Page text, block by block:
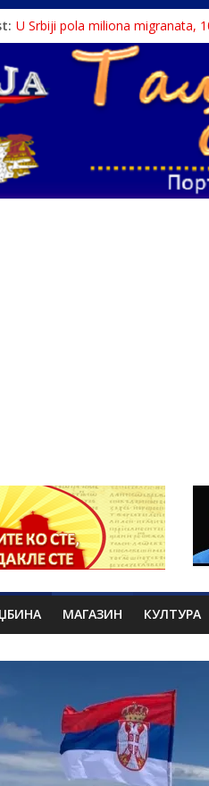
U Srbiji pola miliona migranata,
Како је „Господар књига“
Čije je pravo na istinu o Nikoli
Srbin zaspao na Dunavu, reka ga
Politika i seks glavne teme
МАГАЗИН КУЛТУРА